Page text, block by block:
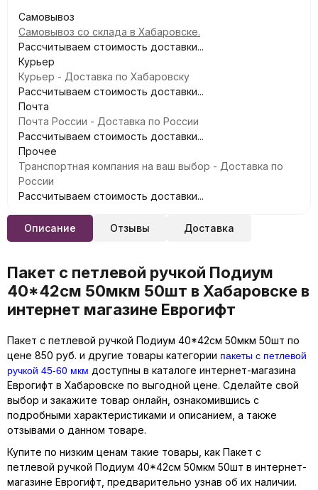
Самовывоз
Самовывоз со склада в Хабаровске.
Рассчитываем стоимость доставки...
Курьер
Курьер - Доставка по Хабаровску
Рассчитываем стоимость доставки...
Почта
Почта России - Доставка по России
Рассчитываем стоимость доставки...
Прочее
Транспортная компания на ваш выбор - Доставка по
России
Рассчитываем стоимость доставки...
Описание Отзывы Доставка
Пакет с петлевой ручкой Подиум
40*42см 50мкм 50шт в Хабаровске в
интернет магазине Еврогифт
Пакет с петлевой ручкой Подиум 40*42см 50мкм 50шт по
цене 850 руб. и другие товары категории пакеты с петлевой
ручкой 45-60 мкм доступны в каталоге интернет-магазина
Еврогифт в Хабаровске по выгодной цене. Сделайте свой
выбор и закажите товар онлайн, ознакомившись с
подробными характеристиками и описанием, а также
отзывами о данном товаре.
Купите по низким ценам такие товары, как Пакет с
петлевой ручкой Подиум 40*42см 50мкм 50шт в интернет-
магазине Еврогифт, предварительно узнав об их наличии.